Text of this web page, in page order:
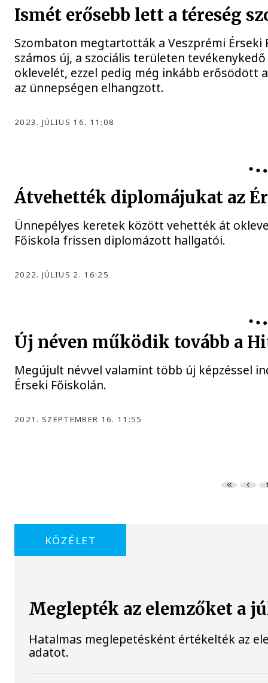
Ismét erősebb lett a téreség
Szombaton megtartották a Veszprémi
számos új, a szociális területen
oklevelét, ezzel pedig még inkább erősödött
az ünnepségen elhangzott.
2023. JÚLIUS 16. 11:08
Átvehették diplomájukat az
Ünnepélyes keretek között vehették át
Főiskola frissen diplomázott hallgatói.
2022. JÚLIUS 2. 16:25
Új néven működik tovább a
Megújult névvel valamint több új képzéssel
Érseki Főiskolán.
2021. SZEPTEMBER 16. 11:55
KÖZÉLET
Meglepték az elemzőket a
Hatalmas meglepetésként értékelték az
adatot.